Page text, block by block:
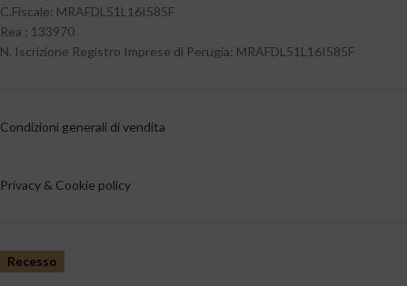
C.Fiscale: MRAFDL51L16I585F
Rea : 133970
N. Iscrizione Registro Imprese di Perugia: MRAFDL51L16I585F
Condizioni generali di vendita
Privacy & Cookie policy
Recesso